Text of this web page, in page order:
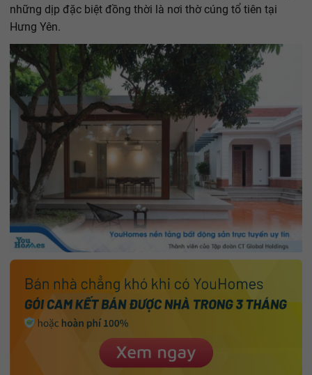
những dịp đặc biệt đồng thời là nơi thờ cúng tổ tiên tại
Hưng Yên.